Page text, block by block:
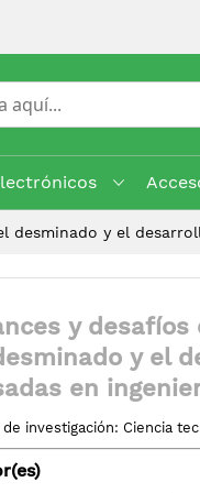
desminado y el
y
y el
en
de investigación: Ciencia